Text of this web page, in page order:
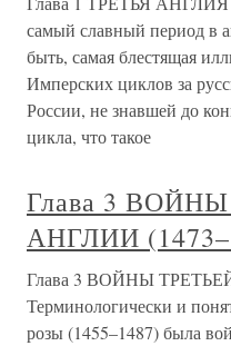
самый славный период в
быть, самая блестящая
Имперских циклов за
России, не знавшей до
цикла, что такое
Глава 3
АНГЛИИ
Глава 3 ВОЙНЫ
Терминологически и
розы (1455–1487) была